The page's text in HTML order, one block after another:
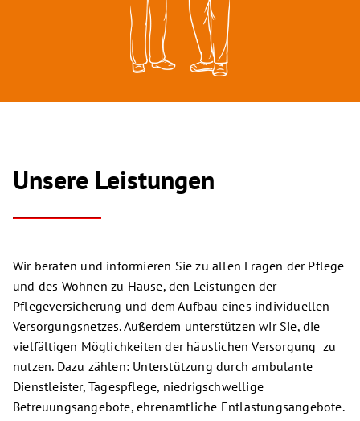
Unsere Leistungen
Wir beraten und informieren Sie zu allen Fragen der Pflege
und des Wohnen zu Hause, den Leistungen der
Pflegeversicherung und dem Aufbau eines individuellen
Versorgungsnetzes. Außerdem unterstützen wir Sie, die
vielfältigen Möglichkeiten der häuslichen Versorgung zu
nutzen. Dazu zählen: Unterstützung durch ambulante
Dienstleister, Tagespflege, niedrigschwellige
Betreuungsangebote, ehrenamtliche Entlastungsangebote.